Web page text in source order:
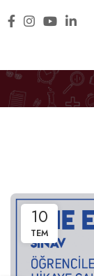
10
TEM